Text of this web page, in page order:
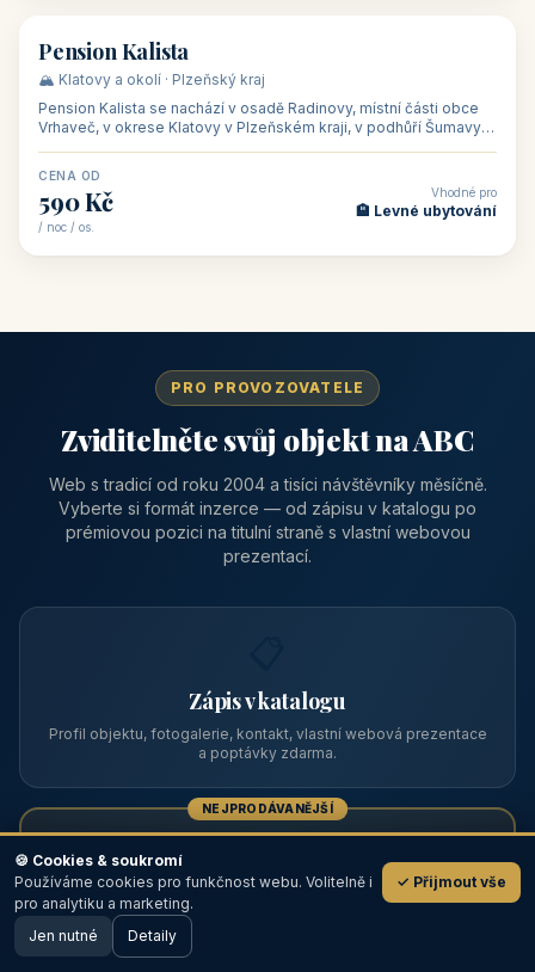
🏡 penzion
Pension Kalista
🏔️ Klatovy a okolí · Plzeňský kraj
Pension Kalista se nachází v osadě Radinovy, místní části obce
Vrhaveč, v okrese Klatovy v Plzeňském kraji, v podhůří Šumavy
CENA OD
590 Kč
/ noc / os.
Vhodné pro
🏨 Levné ubytování
PRO PROVOZOVATELE
Zviditelněte svůj objekt na ABC
Web s tradicí od roku 2004 a tisíci návštěvníky měsíčně.
Vyberte si formát inzerce — od zápisu v katalogu po
prémiovou pozici na titulní straně s vlastní webovou
prezentací.
Zápis v katalogu
Profil objektu, fotogalerie, kontakt, vlastní webová prezentace
a poptávky zdarma.
NEJPRODÁVANĚJŠÍ
Prémiový partner
TOP pozice na titulce, přednost ve výpisech, zlatý odznak a
💬
🖥️ Desktop verze
🍪 Cookies & soukromí
Používáme cookies pro funkčnost webu. Volitelně i
pro analytiku a marketing.
✓ Přijmout vše
Jen nutné Detaily